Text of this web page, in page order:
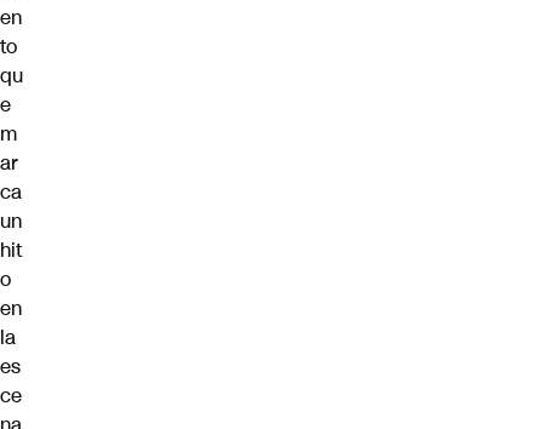
en
to
qu
e
m
ar
ca
un
hit
o
en
la
es
ce